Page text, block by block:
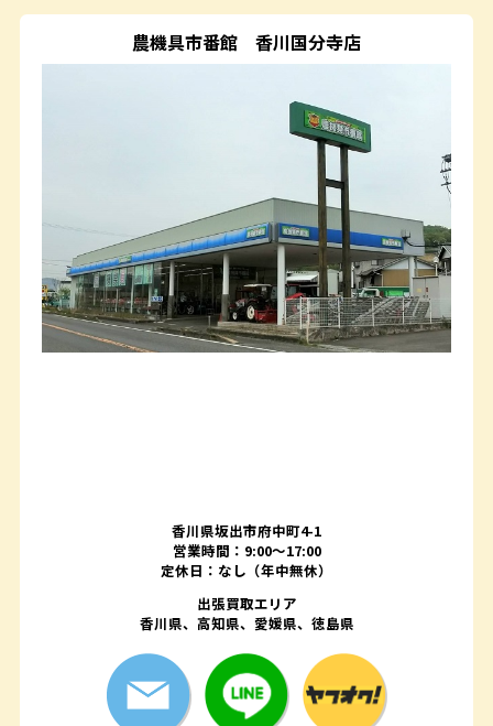
農機具市番館 香川国分寺店
香川県坂出市府中町4-1
営業時間：9:00～17:00
定休日：なし（年中無休）
出張買取エリア
香川県、高知県、愛媛県、徳島県